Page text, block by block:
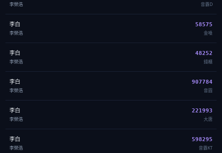
李榮浩 音霸D
李白
李榮浩
58575
金嗓
李白
李榮浩
48252
錢櫃
李白
李榮浩
907784
音圓
李白
李榮浩
221993
大唐
李白
李榮浩
598295
音霸KT